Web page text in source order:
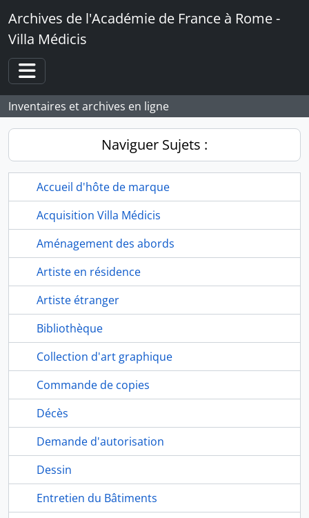
Skip to main content
Archives de l'Académie de France à Rome -
Villa Médicis
Toggle navigation
Inventaires et archives en ligne
Naviguer Sujets :
Accueil d'hôte de marque
Acquisition Villa Médicis
Aménagement des abords
Artiste en résidence
Artiste étranger
Bibliothèque
Collection d'art graphique
Commande de copies
Décès
Demande d'autorisation
Dessin
Entretien du Bâtiments